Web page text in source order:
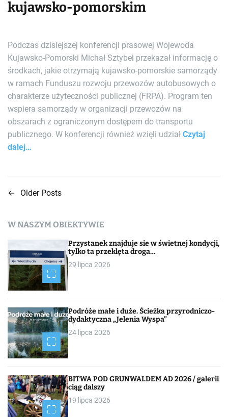
kujawsko-pomorskim
Podczas dzisiejszej konferencji prasowej Wojewoda
Kujawsko-Pomorski Michał Sztybel przekazał informację o
środkach, jakie otrzymają kujawsko-pomorskie samorządy
w ramach Funduszu rozwoju przewozów autobusowych o
charakterze użyteczności publicznej (FRPA). Program ten
wspiera samorządy w organizacji przewozów na
obszarach z ograniczonym dostępem do transportu
publicznego. W konferencji również wzięli udział Czytaj
dalej…
N
i
g
a
c
j
a
p
o
w
← Older Posts
W NASZYM OBIEKTYWIE
Przystanek znajduje sie w świetnej kondycji,
tylko ta przeklęta droga…
29 lipca 2026
Podróże małe i duże. Ścieżka przyrodniczo-
dydaktyczna „Jelenia Wyspa”
24 lipca 2026
BITWA POD GRUNWALDEM AD 2026 / galerii
ciąg dalszy
19 lipca 2026